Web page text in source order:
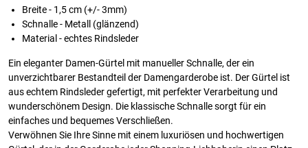
Breite - 1,5 cm (+/- 3mm)
Schnalle - Metall (glänzend)
Material - echtes Rindsleder
Ein eleganter Damen-Gürtel mit manueller Schnalle, der ein
unverzichtbarer Bestandteil der Damengarderobe ist. Der Gürtel ist
aus echtem Rindsleder gefertigt, mit perfekter Verarbeitung und
wunderschönem Design. Die klassische Schnalle sorgt für ein
einfaches und bequemes Verschließen.
Verwöhnen Sie Ihre Sinne mit einem luxuriösen und hochwertigen